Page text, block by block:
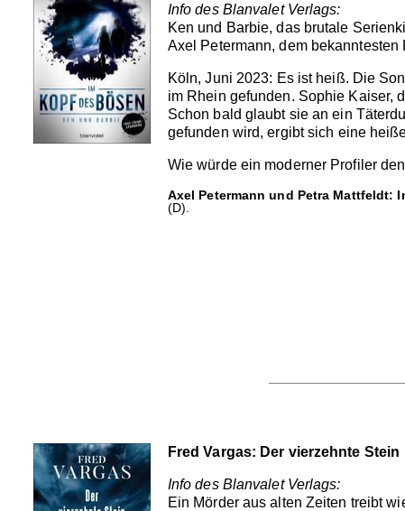
Info des Blanvalet Verlags:
Ken und Barbie, das brutale
Axel Petermann, dem bekanntesten
Köln, Juni 2023: Es ist heiß. Die
im Rhein gefunden. Sophie Kaiser,
Schon bald glaubt sie an ein
gefunden wird, ergibt sich eine
Wie würde ein moderner Profiler
Axel Petermann und Petra Mattfeldt:
(D).
Fred Vargas: Der vierzehnte Stein
Info des Blanvalet Verlags:
Ein Mörder aus alten Zeiten treibt